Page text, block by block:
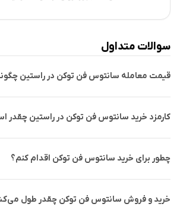
افسانه‌های فوتبال ملاقات کنند و در
و تمرین‌های فوتبال شرکت کنند.
امنیت سانتوس فن توکن
نهنگ‌ها، می‌توانند خبر از بازگشت بازار بدهند...
سوالات متداول
قیمت معامله سانتوس فن توکن در راستین
کارمزد خرید سانتوس فن توکن در راستین چقدر
چطور برای خرید سانتوس فن توکن اقدام کنم؟
خرید و فروش سانتوس فن توکن چقدر طول